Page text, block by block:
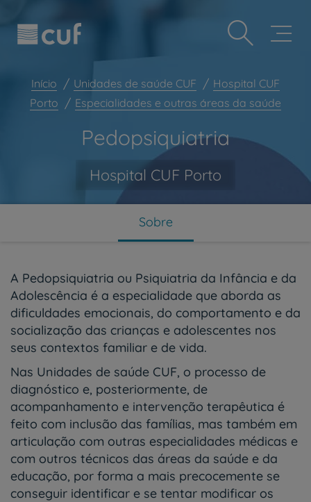
este
inclui
sistema
acessibilidade.
para
conteúdo
Prevenção e bem-estar
Grandes Áreas da Saúde
Plano +CUF
Clientes e acompanhantes
CUF Academic Center
Para profissionais
Início Unidades de saúde CUF
Hospital CUF
Porto
Especialidades e outras áreas da saúde
Pedopsiquiatria
Hospital CUF Porto
Sobre
A Pedopsiquiatria ou Psiquiatria da Infância e da
Adolescência é a especialidade que aborda as
dificuldades emocionais, do comportamento e da
socialização das crianças e adolescentes nos
seus contextos familiar e de vida.
Nas Unidades de saúde CUF, o processo de
diagnóstico e, posteriormente, de
acompanhamento e intervenção terapêutica é
feito com inclusão das famílias, mas também em
articulação com outras especialidades médicas e
com outros técnicos das áreas da saúde e da
educação, por forma a mais precocemente se
conseguir identificar e se tentar modificar os